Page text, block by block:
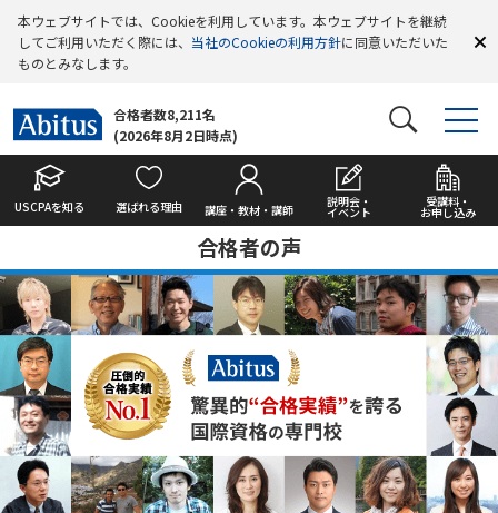
本ウェブサイトでは、Cookieを利用しています。本ウェブサイトを継続
してご利用いただく際には、 当社のCookieの利用方針に同意いただいた
ものとみなします。
合格者数8,211名
(2026年8月2日時点)
USCPAを知る 選ばれる理由 講座・教材・講師
説明会・
イベント
受講料・
お申し込み
合格者の声